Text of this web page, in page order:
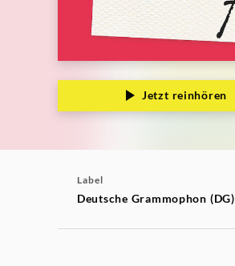
Jetzt reinhören
Label
Deutsche Grammophon (DG)